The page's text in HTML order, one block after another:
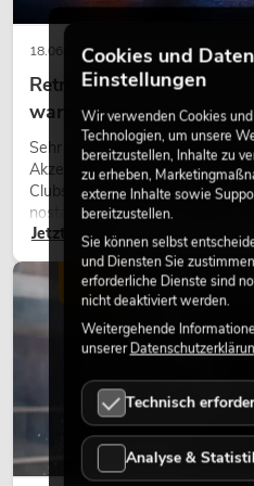
18.06.2026
Retro-Licht im
warmes Licht wieder
Sehr warmes Licht, sichtbare
Akzente prägen viele aktuelle
Clubs und bei Events. Retro-
nostalgischer Effekt, sondern
Gestaltungsmittel: Es schafft
Charakter und kann technische
wirken lassen.
Jetzt lesen
LICHT
Cookies und
Einstellungen
Wir verwenden Cookies
Technologien, um unsere
bereitzustellen, Inhalte zu
zu erheben,
externe Inhalte sowie
bereitzustellen.
Sie können selbst
und Diensten Sie
erforderliche Dienste sind
nicht deaktiviert werden.
Weitergehende
unserer
Technisch
Analyse &